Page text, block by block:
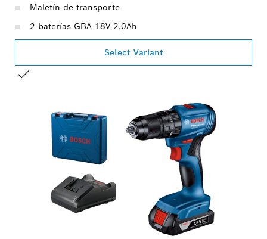
Maletín de transporte
2 baterías GBA 18V 2,0Ah
Select Variant